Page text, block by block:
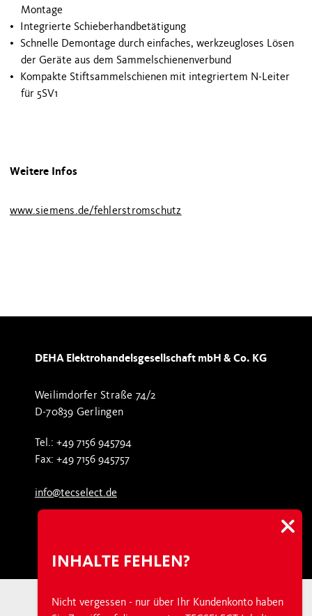
Montage
Integrierte Schieberhandbetätigung
Schnelle Demontage durch einfaches, werkzeugloses Lösen
der Geräte aus dem Sammelschienenverbund
Kompakte Stiftsammelschienen mit integriertem N-Leiter
für 5SV1
Weitere Infos
www.siemens.de/fehlerstromschutz
INHALTE FEHLEN?
Nicht vergessen - nur über Ihr Kundenkonto haben
DEHA Elektrohandelsgesellschaft mbH & Co. KG
Weilimdorfer Straße 74/2
D-70839 Gerlingen
Tel.: +49 7156 945794
Fax: +49 7156 945757
info@tecselect.de